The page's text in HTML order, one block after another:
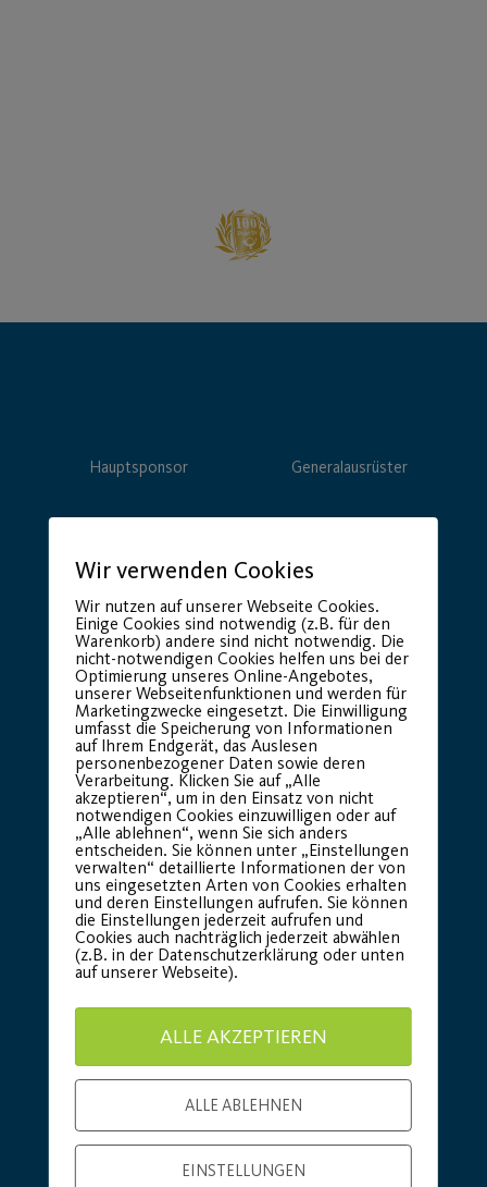
Hauptsponsor Generalausrüster
Premium Partner:
Wir verwenden Cookies
Wir nutzen auf unserer Webseite Cookies.
Einige Cookies sind notwendig (z.B. für den
Warenkorb) andere sind nicht notwendig. Die
nicht-notwendigen Cookies helfen uns bei der
Optimierung unseres Online-Angebotes,
unserer Webseitenfunktionen und werden für
Marketingzwecke eingesetzt. Die Einwilligung
umfasst die Speicherung von Informationen
auf Ihrem Endgerät, das Auslesen
personenbezogener Daten sowie deren
Verarbeitung. Klicken Sie auf „Alle
akzeptieren“, um in den Einsatz von nicht
notwendigen Cookies einzuwilligen oder auf
„Alle ablehnen“, wenn Sie sich anders
entscheiden. Sie können unter „Einstellungen
verwalten“ detaillierte Informationen der von
uns eingesetzten Arten von Cookies erhalten
und deren Einstellungen aufrufen. Sie können
die Einstellungen jederzeit aufrufen und
Cookies auch nachträglich jederzeit abwählen
(z.B. in der Datenschutzerklärung oder unten
auf unserer Webseite).
ALLE AKZEPTIEREN
ALLE ABLEHNEN
EINSTELLUNGEN